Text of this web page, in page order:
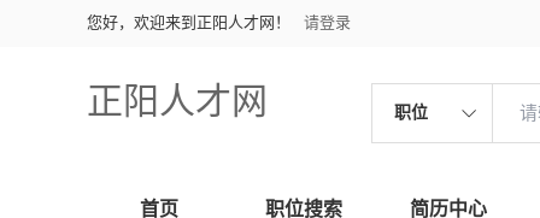
您好，欢迎来到正阳人才网！ 请登录
正阳人才网 职位
首页 职位搜索 简历中心